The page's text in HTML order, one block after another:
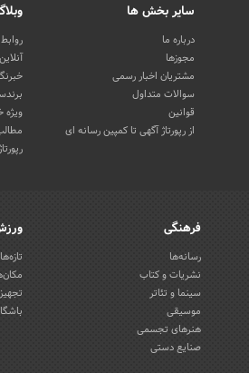
سایر بخش ها
درباره ما
مجوزها
مشتریان اخبار رسمی
سوالات متداول
قوانین
از رپورتاژ آگهی تا کمپین رسانه ای
ویژه
فرهنگی
رسانه‌ها
نشریات و کتاب
سینما و تئاتر
موسیقی
هنرهای تجسمی
صنایع دستی